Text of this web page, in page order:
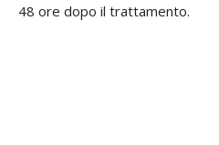
48 ore dopo il trattamento.